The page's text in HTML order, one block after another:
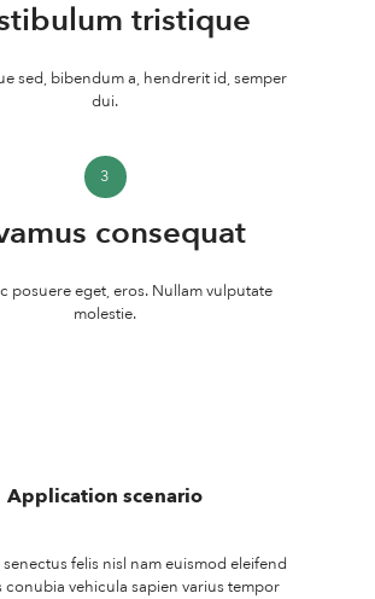
tristique
sed, bibendum a, hendrerit id, semper
dui.
3
consequat
posuere eget, eros. Nullam vulputate
molestie.
Application scenario
felis nisl nam euismod eleifend
conubia vehicula sapien varius tempor